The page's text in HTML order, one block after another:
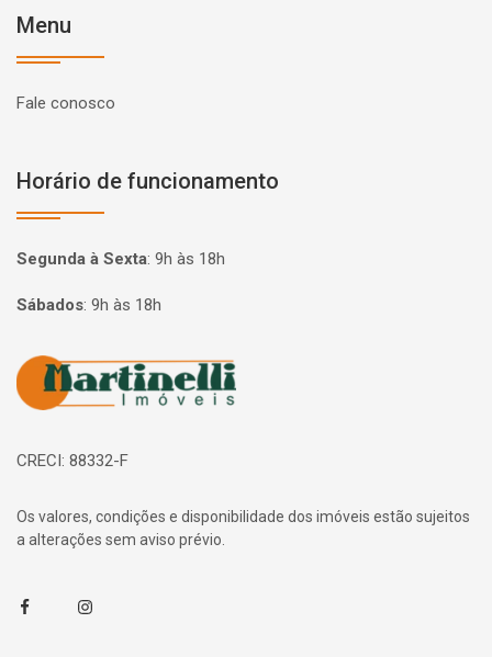
Menu
Fale conosco
Horário de funcionamento
Segunda à Sexta: 9h às 18h
Sábados: 9h às 18h
Página inicial
CRECI: 88332-F
Os valores, condições e disponibilidade dos imóveis estão sujeitos
a alterações sem aviso prévio.
FacebookInstagram